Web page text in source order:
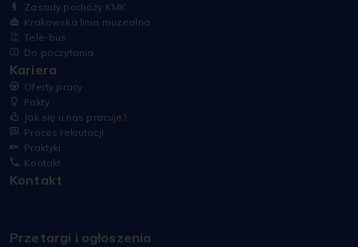
Zasady podróży KMK
Krakowska linia muzealna
Tele-bus
Do poczytania
Kariera
Oferty pracy
Fakty
Jak się u nas pracuje?
Proces rekrutacji
Praktyki
Kontakt
Kontakt
Przetargi i ogłoszenia